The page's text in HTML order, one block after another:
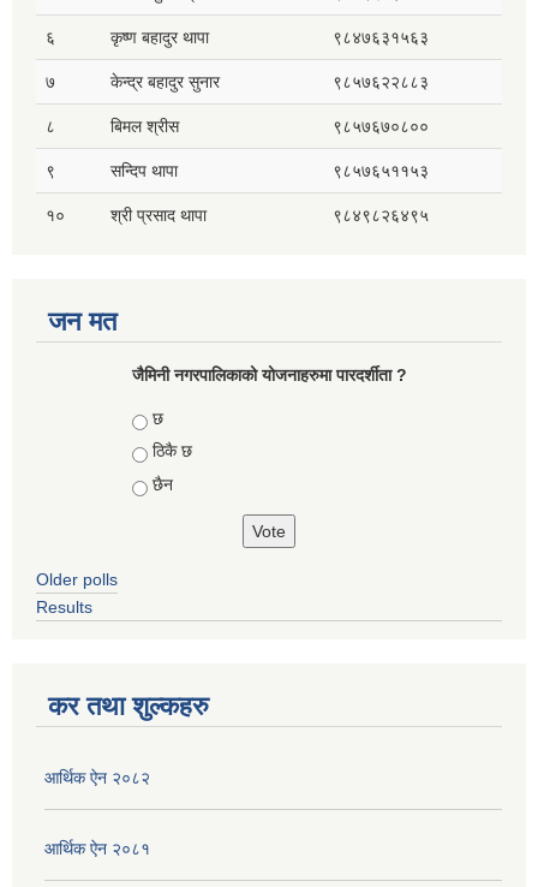
६ कृष्ण बहादुर थापा ९८४७६३१५६३
७ केन्द्र बहादुर सुनार ९८५७६२२८८३
८ बिमल श्रीस ९८५७६७०८००
९ सन्दिप थापा ९८५७६५११५३
१० श्री प्रसाद थापा ९८४९८२६४९५
जन मत
जैमिनी नगरपालिकाको योजनाहरुमा पारदर्शीता ?
Choices
छ
ठिकै छ
छैन
Older polls
Results
कर तथा शुल्कहरु
आर्थिक ऐन २०८२
आर्थिक ऐन २०८१